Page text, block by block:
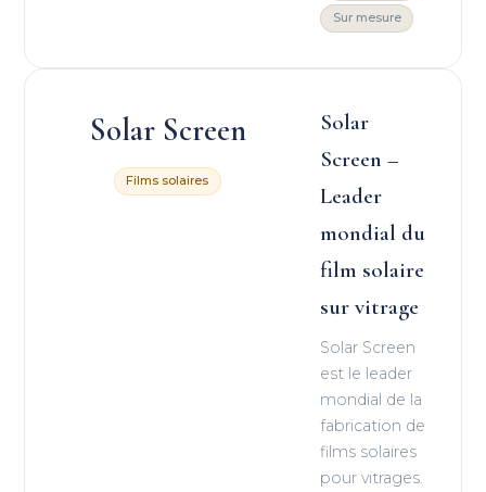
Sur mesure
Solar Screen
Films solaires
Solar
Screen –
Leader
mondial du
film solaire
sur vitrage
Solar Screen
est le leader
mondial de la
fabrication de
films solaires
pour vitrages.